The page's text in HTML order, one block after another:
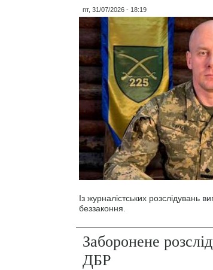
пт, 31/07/2026 - 18:19
Із журналістських розслідувань
беззаконня.
Заборонене
ДБР